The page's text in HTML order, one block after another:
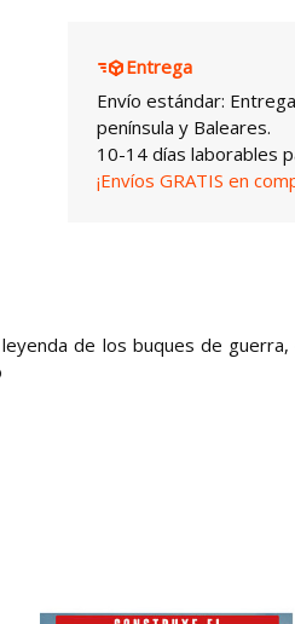
Entrega
Envío estándar:
península y Baleares.
10-14 días laborables
¡Envíos GRATIS en
de los buques de